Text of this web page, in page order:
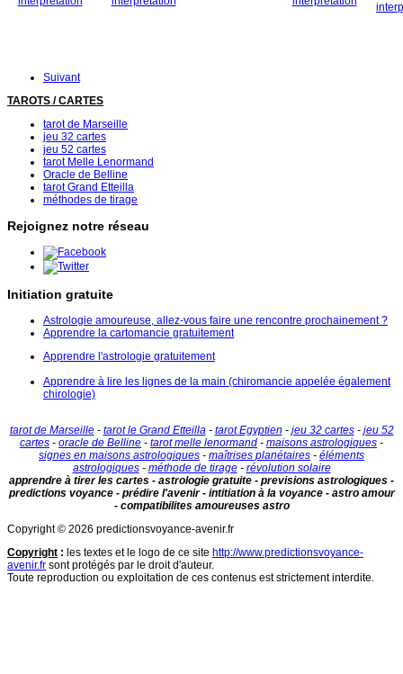
Suivant
TAROTS / CARTES
tarot de Marseille
jeu 32 cartes
jeu 52 cartes
tarot Melle Lenormand
Oracle de Belline
tarot Grand Etteilla
méthodes de tirage
Rejoignez notre réseau
Initiation gratuite
Astrologie amoureuse, allez-vous faire une rencontre prochainement ?
Apprendre la cartomancie gratuitement
Apprendre l'astrologie gratuitement
Apprendre à lire les lignes de la main (chiromancie appelée également
chirologie)
tarot de Marseille- tarot le Grand Etteilla- tarot Egyptien - jeu 32 cartes- jeu 52
cartes - oracle de Belline - tarot melle lenormand - maisons astrologiques -
signes en maisons astrologiques - maîtrises planétaires - éléments
astrologiques- méthode de tirage- révolution solaire
apprendre à tirer les cartes - astrologie gratuite - previsions astrologiques -
predictions voyance - prédire l'avenir - intitiation à la voyance - astro amour
- compatibilites amoureuses astro
Copyright © 2026 predictionsvoyance-avenir.fr
Copyright : les textes et le logo de ce site http://www.predictionsvoyance-
avenir.fr sont protégés par le droit d'auteur.
Toute reproduction ou exploitation de ces contenus est strictement interdite.